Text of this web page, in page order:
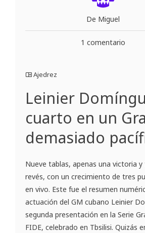
De Miguel
1 comentario
Ajedrez
Leinier
cuarto en un
demasiado
Nueve tablas, apenas una victoria
revés, con un crecimiento de tres
en vivo. Este fue el resumen
actuación del GM cubano Leinier
segunda presentación en la Serie
FIDE, celebrado en Tbsilisi. Quizás